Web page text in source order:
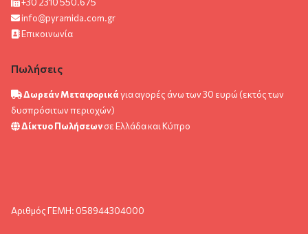
+30 2310 550.675
info@pyramida.com.gr
Επικοινωνία
Πωλήσεις
Δωρεάν Μεταφορικάγια αγορές άνω των 30 ευρώ (εκτός των
δυσπρόσιτων περιοχών)
Δίκτυο Πωλήσεωνσε Ελλάδα και Κύπρο
Αριθμός ΓΕΜΗ: 058944304000